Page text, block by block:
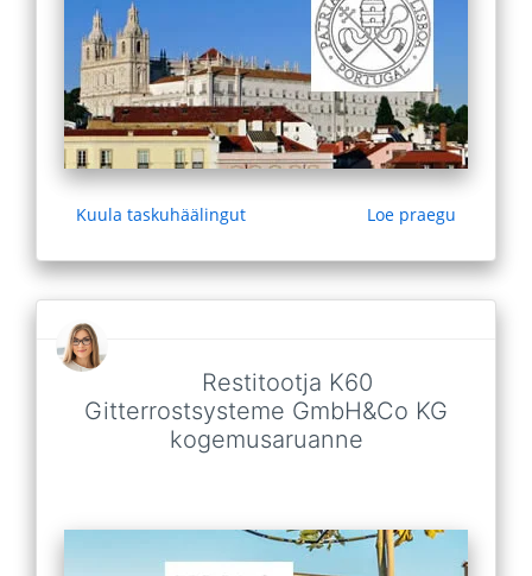
Kuula taskuhäälingut Loe praegu
Restitootja K60
Gitterrostsysteme GmbH&Co KG
kogemusaruanne